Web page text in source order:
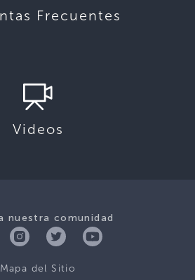
Frecuentes
Videos
nuestra comunidad
Mapa del Sitio